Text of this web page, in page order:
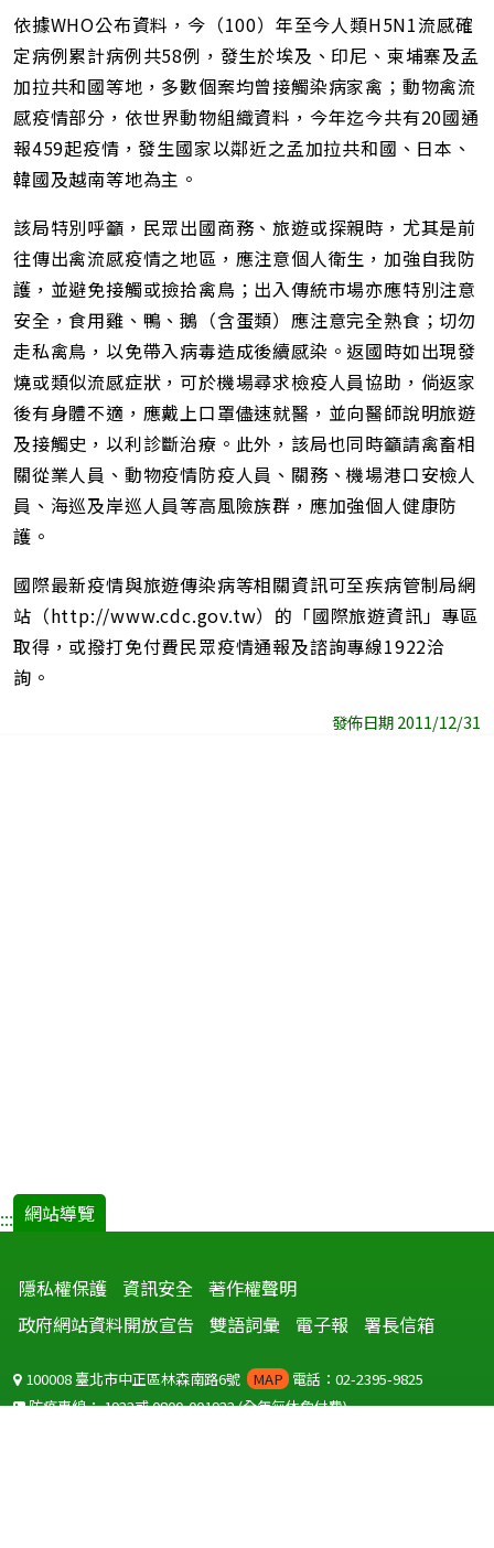
依據WHO公布資料，今（100）年至今人類H5N1流感確
定病例累計病例共58例，發生於埃及、印尼、柬埔寨及孟
加拉共和國等地，多數個案均曾接觸染病家禽；動物禽流
感疫情部分，依世界動物組織資料，今年迄今共有20國通
報459起疫情，發生國家以鄰近之孟加拉共和國、日本、
韓國及越南等地為主。
該局特別呼籲，民眾出國商務、旅遊或探親時，尤其是前
往傳出禽流感疫情之地區，應注意個人衛生，加強自我防
護，並避免接觸或撿拾禽鳥；出入傳統市場亦應特別注意
安全，食用雞、鴨、鵝（含蛋類）應注意完全熟食；切勿
走私禽鳥，以免帶入病毒造成後續感染。返國時如出現發
燒或類似流感症狀，可於機場尋求檢疫人員協助，倘返家
後有身體不適，應戴上口罩儘速就醫，並向醫師說明旅遊
及接觸史，以利診斷治療。此外，該局也同時籲請禽畜相
關從業人員、動物疫情防疫人員、關務、機場港口安檢人
員、海巡及岸巡人員等高風險族群，應加強個人健康防
護。
國際最新疫情與旅遊傳染病等相關資訊可至疾病管制局網
站（http://www.cdc.gov.tw）的「國際旅遊資訊」專區
取得，或撥打免付費民眾疫情通報及諮詢專線1922洽
詢。
發佈日期 2011/12/31
::: 網站導覽
隱私權保護 資訊安全 著作權聲明
政府網站資料開放宣告
雙語詞彙 電子報 署長信箱
100008 臺北市中正區林森南路6號 MAP 電話：02-2395-9825
防疫專線：1922或0800-001922(全年無休免付費)